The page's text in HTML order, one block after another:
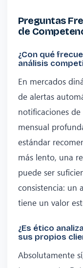
Preguntas
de
¿Con qué
análisis
En mercados
de alertas
notificaciones de
mensual
estándar
más lento, una
puede ser
consistencia: un
tiene un valor
¿Es ético
sus propios
Absolutamente